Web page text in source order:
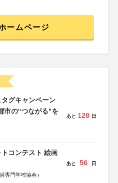
ームページ
グキャンペーン
市の“つながる”を
あと 128 日
コンテスト 絵画
専門学校協会）
あと 56 日